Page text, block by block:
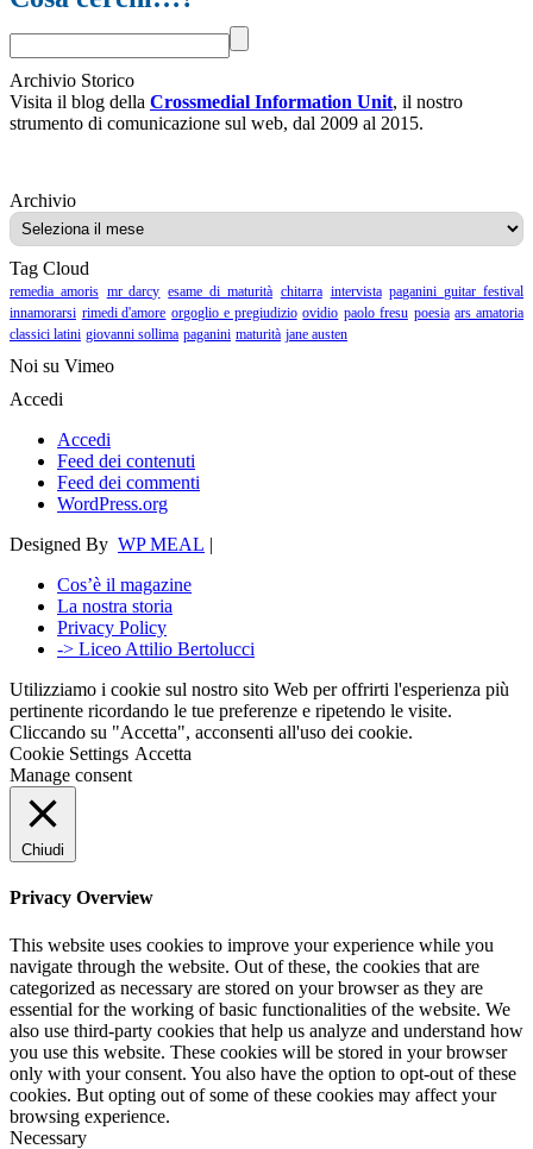
Archivio Storico
Visita il blog della Crossmedial Information Unit, il nostro
strumento di comunicazione sul web, dal 2009 al 2015.
ArchivioArchivio
Tag Cloud
remedia amoris mr darcy esame di maturità chitarra intervista paganini guitar festival
innamorarsi rimedi d'amore orgoglio e pregiudizio ovidio paolo fresu poesia ars amatoria
classici latini giovanni sollima paganini maturità jane austen
Noi su Vimeo
Accedi
Accedi
Feed dei contenuti
Feed dei commenti
WordPress.org
Designed By WP MEAL |
Cos’è il magazine
La nostra storia
Privacy Policy
-> Liceo Attilio Bertolucci
Utilizziamo i cookie sul nostro sito Web per offrirti l'esperienza più
pertinente ricordando le tue preferenze e ripetendo le visite.
Cliccando su "Accetta", acconsenti all'uso dei cookie.
Cookie Settings Accetta
Manage consent
Chiudi
Privacy Overview
This website uses cookies to improve your experience while you
navigate through the website. Out of these, the cookies that are
categorized as necessary are stored on your browser as they are
essential for the working of basic functionalities of the website. We
also use third-party cookies that help us analyze and understand how
you use this website. These cookies will be stored in your browser
only with your consent. You also have the option to opt-out of these
cookies. But opting out of some of these cookies may affect your
browsing experience.
Necessary